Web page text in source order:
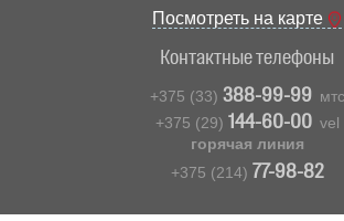
Мероприятие и дата
Количество часов
Посмотреть на карте
Контактные телефоны
+375 (33) 388-99-99 мтс
+375 (29) 144-60-00 vel
горячая линия
+375 (214) 77-98-82